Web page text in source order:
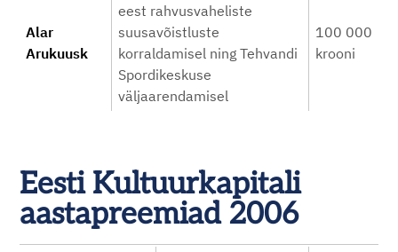
Alar
Arukuusk
eest rahvusvaheliste
suusavõistluste
korraldamisel ning Tehvandi
Spordikeskuse
väljaarendamisel
100 000
krooni
Eesti Kultuurkapitali
aastapreemiad 2006